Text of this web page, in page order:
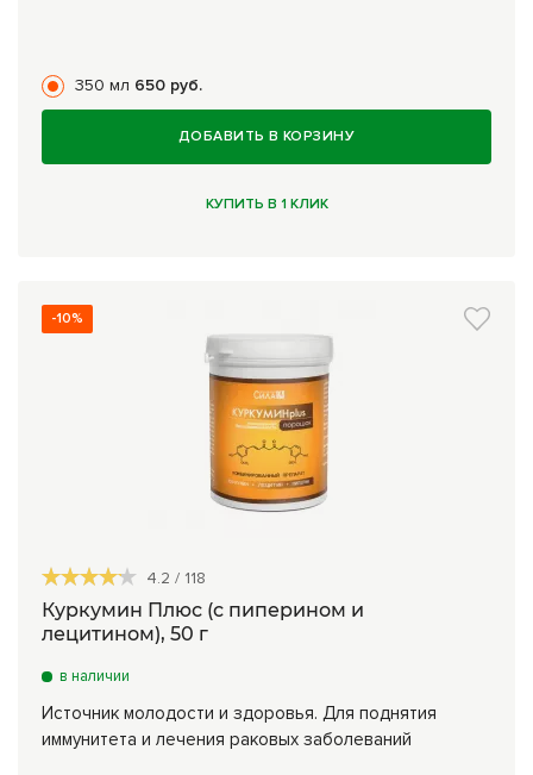
350 мл 650 руб.
ДОБАВИТЬ В КОРЗИНУ
КУПИТЬ В 1 КЛИК
-10%
4.2 / 118
Куркумин Плюс (с пиперином и
лецитином), 50 г
в наличии
Источник молодости и здоровья. Для поднятия
иммунитета и лечения раковых заболеваний